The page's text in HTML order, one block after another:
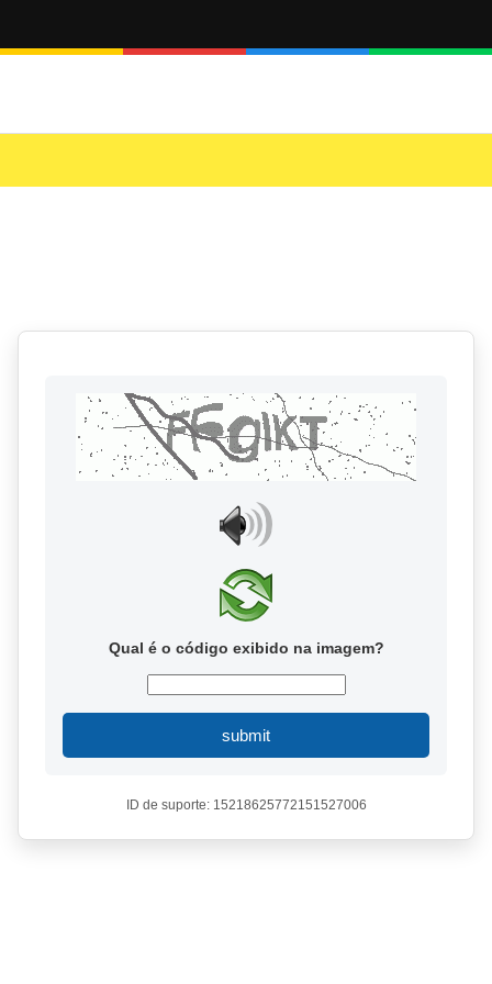
Qual é o código exibido na imagem?
submit
ID de suporte: 15218625772151527006